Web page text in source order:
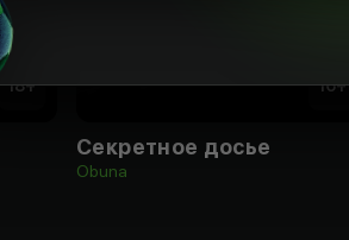
18+ 16+
Секретное досье
Obuna